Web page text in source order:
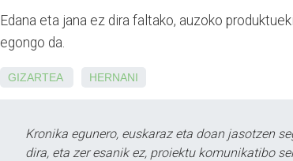
Edana eta jana ez dira faltako, auzoko
egongo da.
GIZARTEA HERNANI
Kronika egunero, euskaraz eta doan jasotzen
dira, eta zer esanik ez, proiektu komunikatibo